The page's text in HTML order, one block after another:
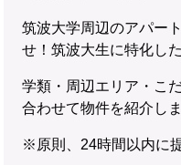
筑波大学周辺のアパー
せ！筑波大生に特化し
学類・周辺エリア・こ
合わせて物件を紹介しま
※原則、24時間以内に